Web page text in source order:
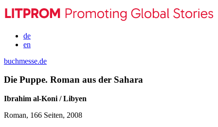
de
en
buchmesse.de
Die Puppe. Roman aus der Sahara
Ibrahim al-Koni / Libyen
Roman, 166 Seiten, 2008